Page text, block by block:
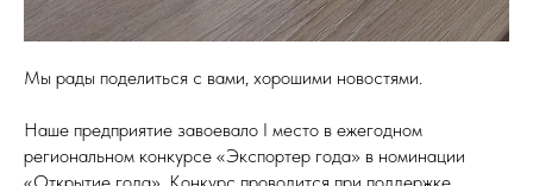
Мы рады поделиться с вами, хорошими новостями.
Наше предприятие завоевало I место в ежегодном
региональном конкурсе «Экспортер года» в номинации